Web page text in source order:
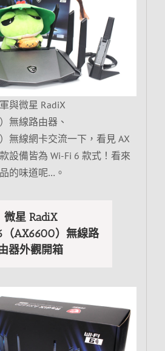
與微星 RadiX
無線路由器、
無線網卡交流一下，看見 AX
設備皆為 Wi-Fi 6 款式！看來
的味道呢…。
微星 RadiX
（AX6600）無線路
器外觀開箱